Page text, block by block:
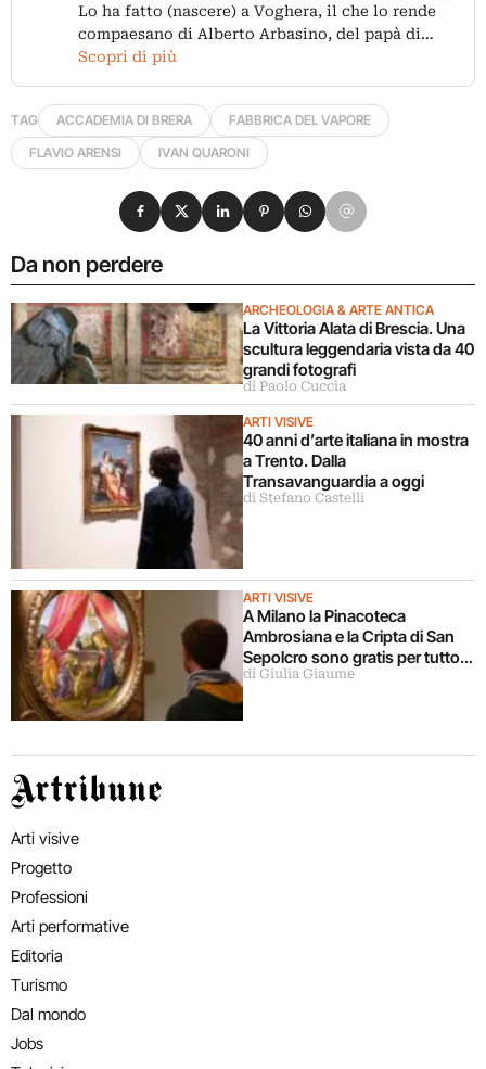
Lo ha fatto (nascere) a Voghera, il che lo rende
compaesano di Alberto Arbasino, del papà di…
Scopri di più
TAG ACCADEMIA DI BRERA
FABBRICA DEL VAPORE
FLAVIO ARENSI
IVAN QUARONI
Da non perdere
ARCHEOLOGIA & ARTE ANTICA
La Vittoria Alata di Brescia. Una
scultura leggendaria vista da 40
grandi fotografi
di Paolo Cuccia
ARTI VISIVE
40 anni d’arte italiana in mostra
a Trento. Dalla
Transavanguardia a oggi
di Stefano Castelli
ARTI VISIVE
A Milano la Pinacoteca
Ambrosiana e la Cripta di San
Sepolcro sono gratis per tutto
agosto (ma solo per milanesi)
di Giulia Giaume
Condividi su Facebook
Condividi su X
Condividi su LinkedIn
Condividi su Pinterest
Condividi su WhatsApp
Condividi su Email
Artribune
Arti visive
Progetto
Professioni
Arti performative
Editoria
Turismo
Dal mondo
Jobs